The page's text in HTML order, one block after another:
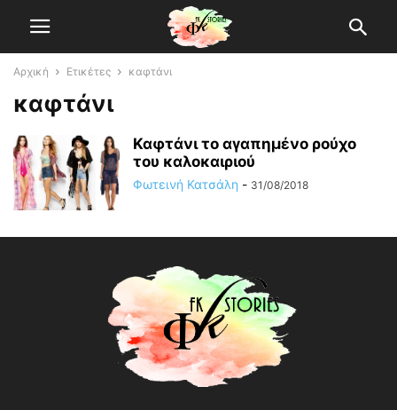
Αρχική Ετικέτες καφτάνι
καφτάνι
Καφτάνι το αγαπημένο ρούχο
του καλοκαιριού
Φωτεινή Κατσάλη - 31/08/2018